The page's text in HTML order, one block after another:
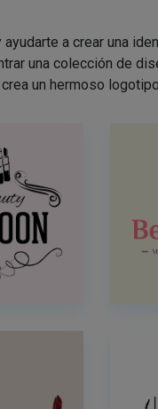
a crear una
una colección de
un hermoso